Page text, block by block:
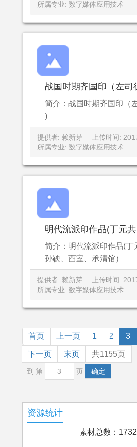
所属专业: 数字媒体应用技术
战国时期齐国印（左司
简介：战国时期齐国印（
)
提供者: 赖新芽
上传时间:
所属专业: 数字媒体应用技术
简介：明代流派印作品(丁
孙鞅、酉室、承清馆）
提供者: 赖新芽
上传时间:
所属专业: 数字媒体应用技术
首页 上一页 1 2 3
下一页 末页 共1155页
到 第 页 确定
资源统计
素材总数：